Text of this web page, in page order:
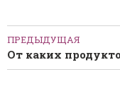
ПРЕДЫДУЩАЯ